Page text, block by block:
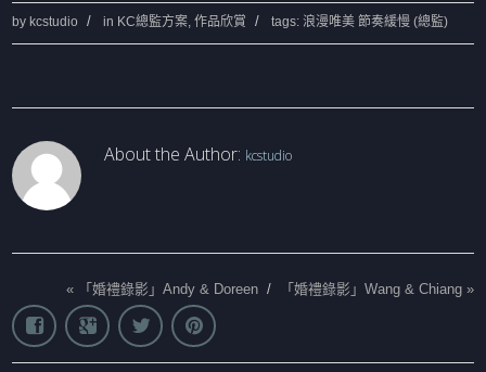
by kcstudio in KC總監方案,作品欣賞 tags:浪漫唯美 節奏緩慢 (總監)
About the Author: kcstudio
« 「婚禮錄影」Andy & Doreen / 「婚禮錄影」Wang & Chiang»